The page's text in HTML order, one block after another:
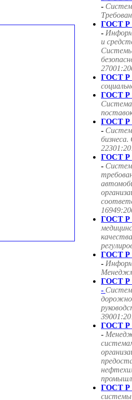
-
ГОСТ Р
-
и
ГОСТ Р
ГОСТ Р
ГОСТ Р
-
ГОСТ Р
-
ГОСТ Р
ГОСТ Р
-
ГОСТ Р
-
ГОСТ Р
-
ГОСТ Р
системы